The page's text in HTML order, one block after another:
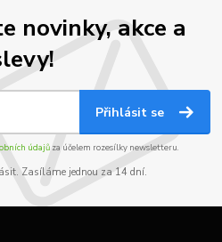
novinky, akce a
Přihlásit se
údajůza účelem rozesílky newsletteru.
Zasíláme jednou za 14 dní.